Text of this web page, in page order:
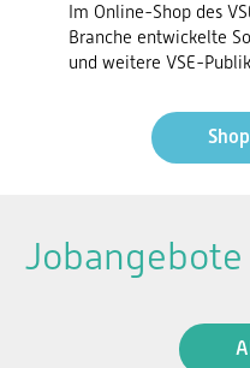
Im Online-Shop des
Branche entwickelte
und weitere VSE-
Jobangebote